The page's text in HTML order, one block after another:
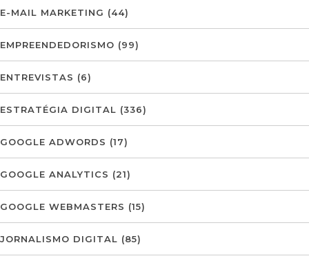
E-MAIL MARKETING (44)
EMPREENDEDORISMO (99)
ENTREVISTAS (6)
ESTRATÉGIA DIGITAL (336)
GOOGLE ADWORDS (17)
GOOGLE ANALYTICS (21)
GOOGLE WEBMASTERS (15)
JORNALISMO DIGITAL (85)